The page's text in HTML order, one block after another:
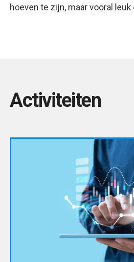
hoeven te zijn, maar vooral
Activiteiten